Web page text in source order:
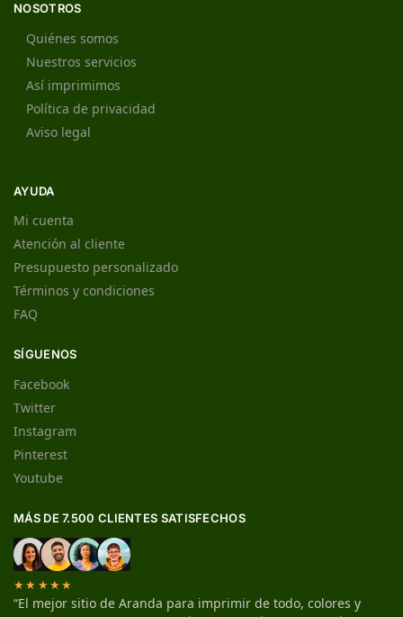
NOSOTROS
Quiénes somos
Nuestros servicios
Así imprimimos
Política de privacidad
Aviso legal
AYUDA
Mi cuenta
Atención al cliente
Presupuesto personalizado
Términos y condiciones
FAQ
SÍGUENOS
Facebook
Twitter
Instagram
Pinterest
Youtube
MÁS DE 7.500 CLIENTES SATISFECHOS
★★★★★
“El mejor sitio de Aranda para imprimir de todo, colores y